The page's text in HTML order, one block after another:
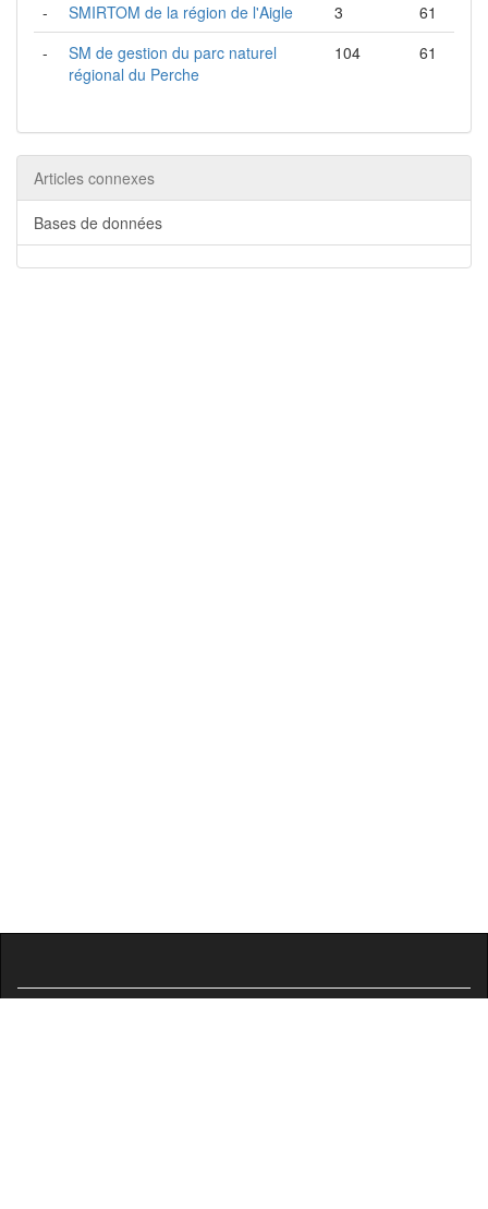
-
SMIRTOM de la région de l'Aigle 3
61
-
SM de gestion du parc naturel
régional du Perche
104 61
Articles connexes
Bases de données